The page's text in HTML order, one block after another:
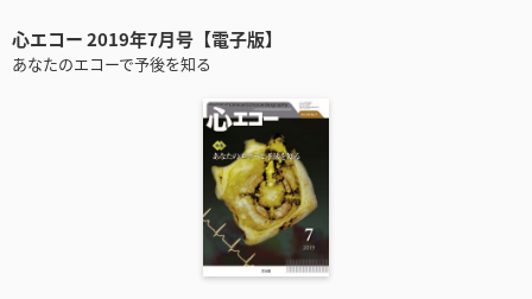
心エコー 2019年7月号【電子版】
あなたのエコーで予後を知る